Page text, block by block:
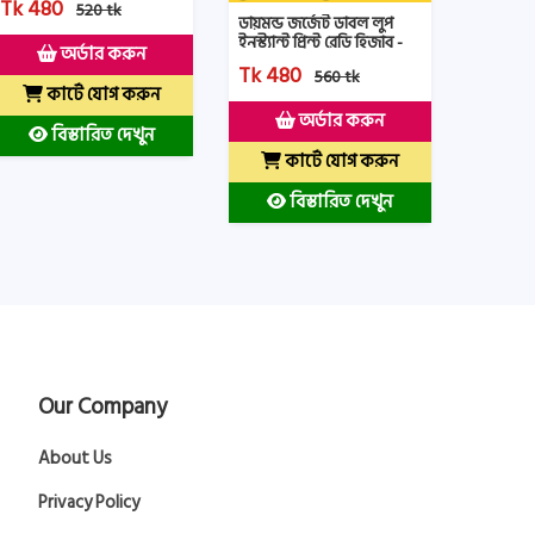
Tk 480 520 tk
অর্ডার করুন
কার্টে যোগ করুন
বিস্তারিত দেখুন
ডায়মন্ড জর্জেট ডাবল লুপ
ইনস্ট্যান্ট প্রিন্ট রেডি হিজাব -
PRHD1- Bangi Color
Tk 480 560 tk
অর্ডার করুন
কার্টে যোগ করুন
বিস্তারিত দেখুন
Our Company
About Us
Privacy Policy